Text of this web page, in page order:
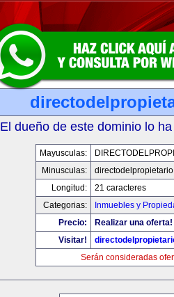
El dueño de este dominio lo
Mayusculas:
Minusculas:
Longitud:
21 caracteres
Categorias:
Inmuebles y
Precio:
Realizar una oferta!
Visitar!
Serán consideradas